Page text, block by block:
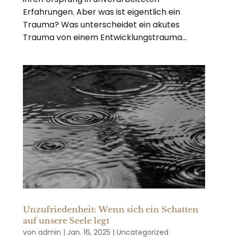
Erfahrungen. Aber was ist eigentlich ein
Trauma? Was unterscheidet ein akutes
Trauma von einem Entwicklungstrauma...
Unzufriedenheit: Wenn sich ein Schatten
auf unsere Seele legt
von admin | Jan. 16, 2025 | Uncategorized